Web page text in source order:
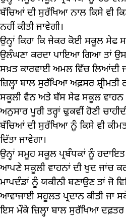
ਬੱਚਿਆਂ ਦੀ ਸੁਰੱਖਿਆ ਨਾਲ ਕਿਸੇ ਵੀ
ਨਹੀਂ ਕੀਤੀ ਜਾਵੇਗੀ।
ਉਨ੍ਹਾਂ ਕਿਹਾ ਕਿ ਜੇਕਰ ਕੋਈ ਸਕੂਲ ਸੇਫ
ਉਲੰਘਣਾ ਕਰਦਾ ਪਾਇਆ ਗਿਆ ਤਾਂ ਉਸ
ਸਖ਼ਤ ਕਾਰਵਾਈ ਅਮਲ ਵਿੱਚ ਲਿਆਂਦੀ
ਜ਼ਿਲ੍ਹਾ ਬਾਲ ਸੁਰੱਖਿਆ ਅਫ਼ਸਰ
ਸਕੂਲੀ ਵੈਨ ਅਤੇ ਬੱਸ ਸੇਫ ਸਕੂਲ ਵਾਹਨ
ਅਨੁਸਾਰ ਪੂਰੀ ਤਰ੍ਹਾਂ ਢੁਕਵੀਂ ਹੋਣੀ
ਬੱਚਿਆਂ ਦੀ ਸੁਰੱਖਿਆ ਨੂੰ ਕਿਸੇ ਵੀ
ਦਿੱਤਾ ਜਾਵੇਗਾ।
ਉਨ੍ਹਾਂ ਸਮੂਹ ਸਕੂਲ ਪ੍ਰਬੰਧਕਾਂ ਨੂੰ
ਆਪਣੇ ਸਕੂਲੀ ਵਾਹਨਾਂ ਦੀ ਖੁਦ ਜਾਂਚ
ਮਾਪਦੰਡਾਂ ਨੂੰ ਯਕੀਨੀ ਬਣਾਉਣ ਤਾਂ ਜੋ
ਆਵਾਜਾਈ ਸਹੂਲਤ ਪ੍ਰਦਾਨ ਕੀਤੀ ਜਾ
ਇਸ ਮੌਕੇ ਜ਼ਿਲ੍ਹਾ ਬਾਲ ਸੁਰੱਖਿਆ